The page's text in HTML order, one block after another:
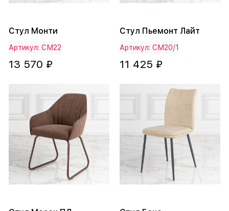
Стул Монти
Артикул: СМ22
13 570 ₽
Стул Пьемонт Лайт
Артикул: СМ20/1
11 425 ₽